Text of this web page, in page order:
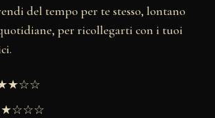
del tempo per te stesso, lontano
per ricollegarti con i tuoi